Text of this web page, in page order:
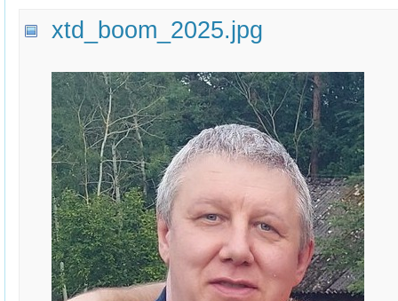
xtd_boom_2025.jpg